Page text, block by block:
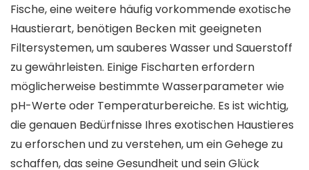
Fische, eine weitere häufig vorkommende exotische
Haustierart, benötigen Becken mit geeigneten
Filtersystemen, um sauberes Wasser und Sauerstoff
zu gewährleisten. Einige Fischarten erfordern
möglicherweise bestimmte Wasserparameter wie
pH-Werte oder Temperaturbereiche. Es ist wichtig,
die genauen Bedürfnisse Ihres exotischen Haustieres
zu erforschen und zu verstehen, um ein Gehege zu
schaffen, das seine Gesundheit und sein Glück